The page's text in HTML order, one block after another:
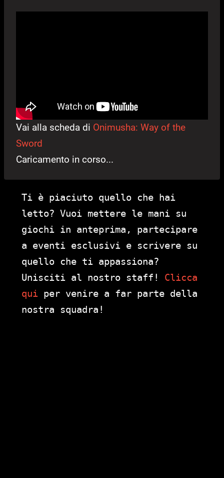
Vai alla scheda di Onimusha: Way of the
Sword
Caricamento in corso...
Ti è piaciuto quello che hai
letto? Vuoi mettere le mani su
giochi in anteprima, partecipare
a eventi esclusivi e scrivere su
quello che ti appassiona?
Unisciti al nostro staff! Clicca
qui per venire a far parte della
nostra squadra!